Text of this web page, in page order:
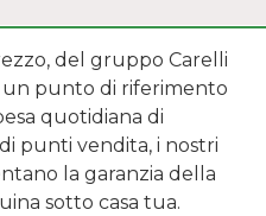
del gruppo Carelli
un punto di riferimento
quotidiana di
punti vendita, i nostri
la garanzia della
sotto casa tua.